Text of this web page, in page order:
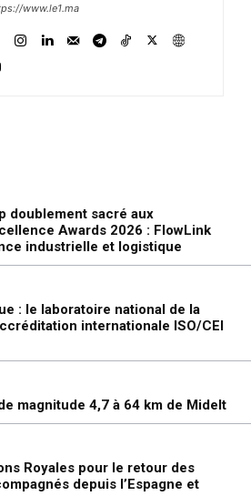
www.le1.ma
doublement sacré aux
Awards 2026 : FlowLink
industrielle et logistique
: le laboratoire national de la
internationale ISO/CEI
magnitude 4,7 à 64 km de Midelt
Royales pour le retour des
depuis l’Espagne et